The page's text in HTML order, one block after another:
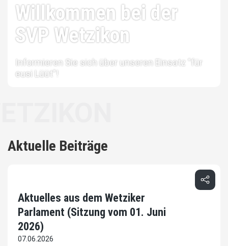
Willkommen bei der
SVP Wetzikon
Informieren Sie sich über unseren Einsatz "für
eusi Lüüt"!
Aktuelle Beiträge
Aktuelles aus dem Wetziker
Parlament (Sitzung vom 01. Juni
2026)
07.06.2026